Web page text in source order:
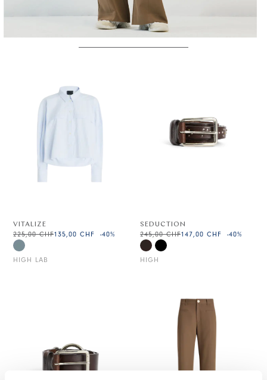
VITALIZE
HIGH LAB
225,00 CHF135,00 CHF -40%
SEDUCTION
HIGH
245,00 CHF147,00 CHF -40%